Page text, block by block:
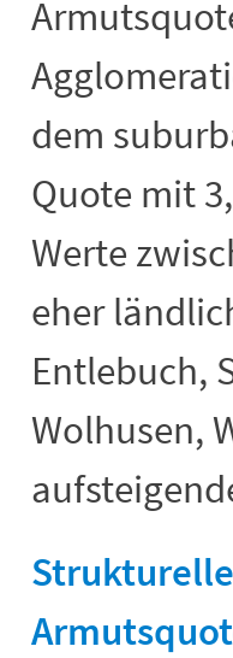
dem
Quote mit
Werte
eher
Entlebuch,
Wolhusen,